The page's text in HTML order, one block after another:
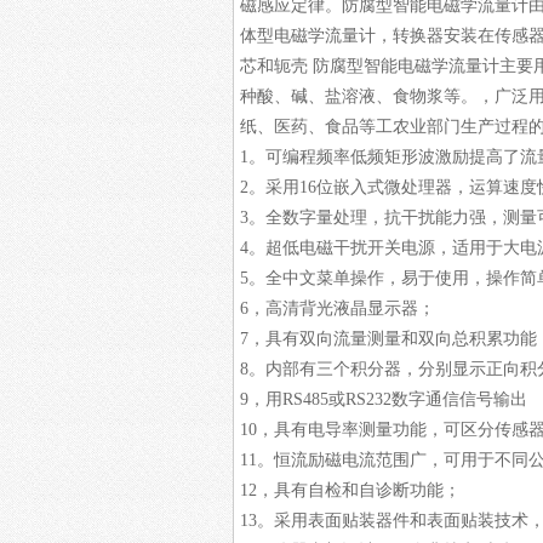
磁感应定律。防腐型智能电磁学流量计
体型电磁学流量计，转换器安装在传感
芯和轭壳 防腐型智能电磁学流量计主
种酸、碱、盐溶液、食物浆等。，广泛
纸、医药、食品等工农业部门生产过程
1。可编程频率低频矩形波激励提高了
2。采用16位嵌入式微处理器，运算速度
3。全数字量处理，抗干扰能力强，测
4。超低电磁干扰开关电源，适用于大
5。全中文菜单操作，易于使用，操作
6，高清背光液晶显示器；
7，具有双向流量测量和双向总积累功
8。内部有三个积分器，分别显示正向
9，用RS485或RS232数字通信信号输出
10，具有电导率测量功能，可区分传感
11。恒流励磁电流范围广，可用于不同
12，具有自检和自诊断功能；
13。采用表面贴装器件和表面贴装技术